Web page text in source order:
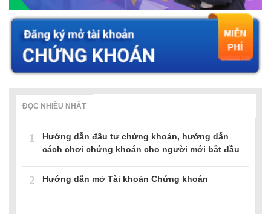
ĐỌC NHIỀU NHẤT
1
Hướng dẫn đầu tư chứng khoán, hướng dẫn
cách chơi chứng khoán cho người mới bắt đầu
2 Hướng dẫn mở Tài khoản Chứng khoán